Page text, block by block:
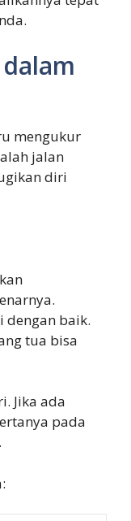
mengukur
jalan
diri
dengan baik.
tua bisa
Jika ada
pada